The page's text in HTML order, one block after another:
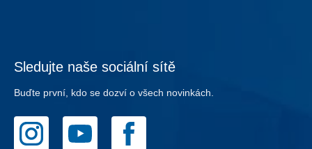
Sledujte naše sociální sítě
Buďte první, kdo se dozví o všech novinkách.